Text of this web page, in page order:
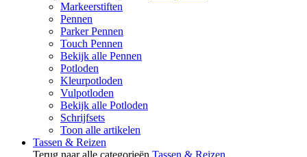
Markeerstiften
Pennen
Parker Pennen
Touch Pennen
Bekijk alle Pennen
Potloden
Kleurpotloden
Vulpotloden
Bekijk alle Potloden
Schrijfsets
Toon alle artikelen
Tassen & Reizen
Terug naar alle categorieën Tassen & Reizen